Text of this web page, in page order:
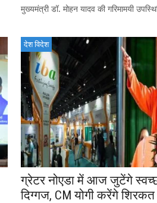
मुख्यमंत्री डॉ. मोहन यादव की गरिमामयी
देश विदेश
ग्रेटर नोएडा में आज जुटेंगे
दिग्गज, CM योगी करेंगे शिरकत